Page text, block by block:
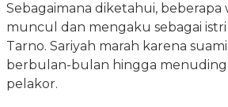
Sebagaimana diketahui, beberapa
muncul dan mengaku sebagai
Tarno. Sariyah marah karena
berbulan-bulan hingga menuding
pelakor.